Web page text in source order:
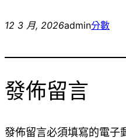
12 3 月, 2026admin分數
發佈留言
發佈留言必須填寫的電子